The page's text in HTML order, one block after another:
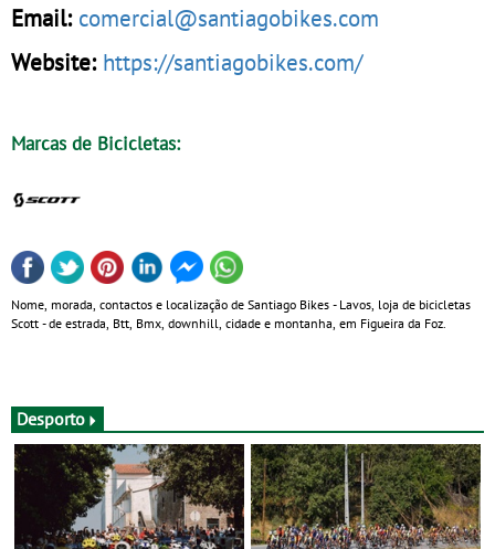
Email: comercial@santiagobikes.com
Website: https://santiagobikes.com/
Marcas de Bicicletas:
Nome, morada, contactos e localização de Santiago Bikes - Lavos, loja de bicicletas
Scott - de estrada, Btt, Bmx, downhill, cidade e montanha, em Figueira da Foz.
Desporto